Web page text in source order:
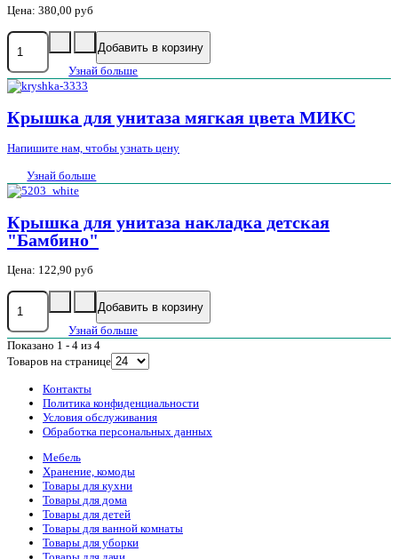
Цена: 380,00 руб
Узнай больше
Крышка для унитаза мягкая цвета МИКС
Напишите нам, чтобы узнать цену
Узнай больше
Крышка для унитаза накладка детская
"Бамбино"
Цена: 122,90 руб
Узнай больше
Показано 1 - 4 из 4
Товаров на странице
Контакты
Политика конфиденциальности
Условия обслуживания
Обработка персональных данных
Мебель
Хранение, комоды
Товары для кухни
Товары для дома
Товары для детей
Товары для ванной комнаты
Товары для уборки